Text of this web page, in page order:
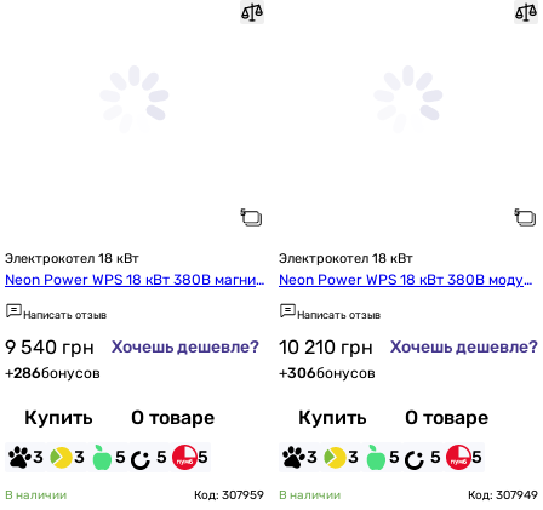
Электрокотел 18 кВт
Neon Power WPS 18 кВт 380В магнит
ный пускатель TAKEL (Ps118150p)
Написать отзыв
9 540 грн Хочешь дешевле?
+286бонусов
Купить О товаре
3 3 5 5 5
Электрокотел 18 кВт
Neon Power WPS 18 кВт 380В модул
ьный контактор ETI (Ps118151p)
Написать отзыв
10 210 грн Хочешь дешевле?
+306бонусов
Купить О товаре
3 3 5 5 5
В наличии Код: 307959 В наличии Код: 307949